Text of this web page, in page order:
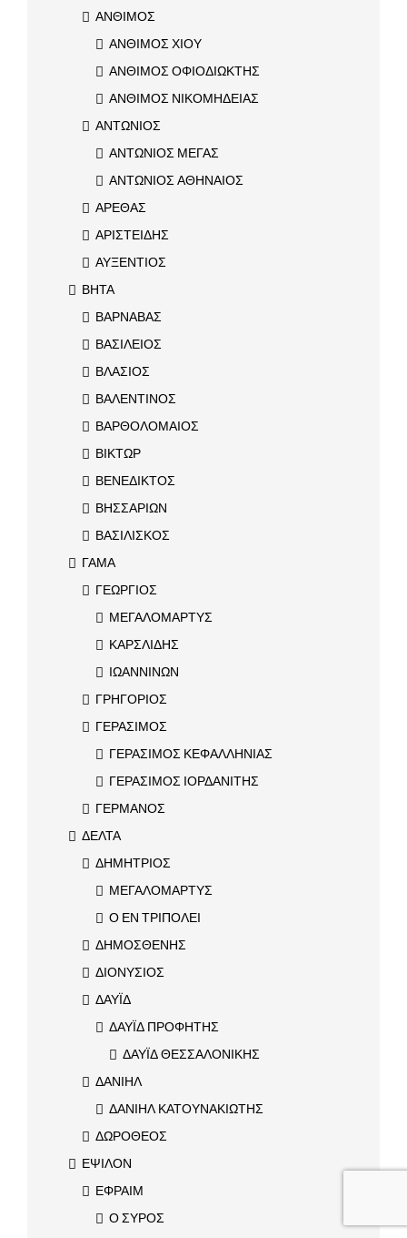
ΑΝΘΙΜΟΣ
ΑΝΘΙΜΟΣ ΧΙΟΥ
ΑΝΘΙΜΟΣ ΟΦΙΟΔΙΩΚΤΗΣ
ΑΝΘΙΜΟΣ ΝΙΚΟΜΗΔΕΙΑΣ
ΑΝΤΩΝΙΟΣ
ΑΝΤΩΝΙΟΣ ΜΕΓΑΣ
ΑΝΤΩΝΙΟΣ ΑΘΗΝΑΙΟΣ
ΑΡΕΘΑΣ
ΑΡΙΣΤΕΙΔΗΣ
ΑΥΞΕΝΤΙΟΣ
ΒΗΤΑ
ΒΑΡΝΑΒΑΣ
ΒΑΣΙΛΕΙΟΣ
ΒΛΑΣΙΟΣ
ΒΑΛΕΝΤΙΝΟΣ
ΒΑΡΘΟΛΟΜΑΙΟΣ
ΒΙΚΤΩΡ
ΒΕΝΕΔΙΚΤΟΣ
ΒΗΣΣΑΡΙΩΝ
ΒΑΣΙΛΙΣΚΟΣ
ΓΑΜΑ
ΓΕΩΡΓΙΟΣ
ΜΕΓΑΛΟΜΑΡΤΥΣ
ΚΑΡΣΛΙΔΗΣ
ΙΩΑΝΝΙΝΩΝ
ΓΡΗΓΟΡΙΟΣ
ΓΕΡΑΣΙΜΟΣ
ΓΕΡΑΣΙΜΟΣ ΚΕΦΑΛΛΗΝΙΑΣ
ΓΕΡΑΣΙΜΟΣ ΙΟΡΔΑΝΙΤΗΣ
ΓΕΡΜΑΝΟΣ
ΔΕΛΤΑ
ΔΗΜΗΤΡΙΟΣ
ΜΕΓΑΛΟΜΑΡΤΥΣ
Ο ΕΝ ΤΡΙΠΟΛΕΙ
ΔΗΜΟΣΘΕΝΗΣ
ΔΙΟΝΥΣΙΟΣ
ΔΑΥΪΔ
ΔΑΥΪΔ ΠΡΟΦΗΤΗΣ
ΔΑΥΪΔ ΘΕΣΣΑΛΟΝΙΚΗΣ
ΔΑΝΙΗΛ
ΔΑΝΙΗΛ ΚΑΤΟΥΝΑΚΙΩΤΗΣ
ΔΩΡΟΘΕΟΣ
ΕΨΙΛΟΝ
ΕΦΡΑΙΜ
Ο ΣΥΡΟΣ